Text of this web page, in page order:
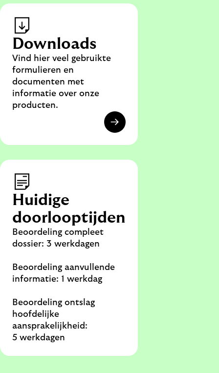
Downloads
Vind hier veel gebruikte
formulieren en
documenten met
informatie over onze
producten.
Huidige
doorlooptijden
Beoordeling compleet
dossier: 3 werkdagen
Beoordeling aanvullende
informatie: 1 werkdag
Beoordeling ontslag
hoofdelijke
aansprakelijkheid:
5 werkdagen